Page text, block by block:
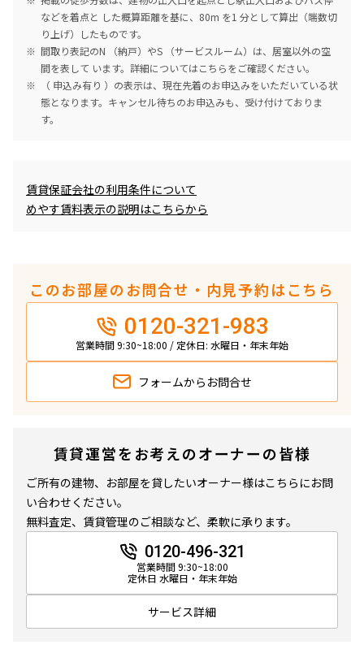
などを着点と した概算距離を基に、80m を1 分として算出（端数切
り上げ）したものです。
間取り表記のN （納戸）やS （サービスルーム）は、居室以外の空
間を表して います。詳細についてはこちらをご確認ください。
（ 申込み有り ）の表示は、現在先着のお申込みをいただいている状
態となります。キャンセル待ちのお申込みも、受け付けておりま
す。
賃貸保証会社の利用条件について
めやす賃料表示の説明はこちらから
このお部屋のお問合せ・内見予約はこちら
0120-321-983
営業時間 9:30~18:00 / 定休日: 水曜日・年末年始
フォームから お問合せ
賃貸運営をお考えのオーナーの皆様
ご所有の建物、お部屋を貸したいオーナー様はこちらにお問
い合わせください。
無料査定、賃貸管理のご相談など、柔軟に承ります。
0120-496-321
営業時間 9:30~18:00
定休日 水曜日・年末年始
サービス詳細